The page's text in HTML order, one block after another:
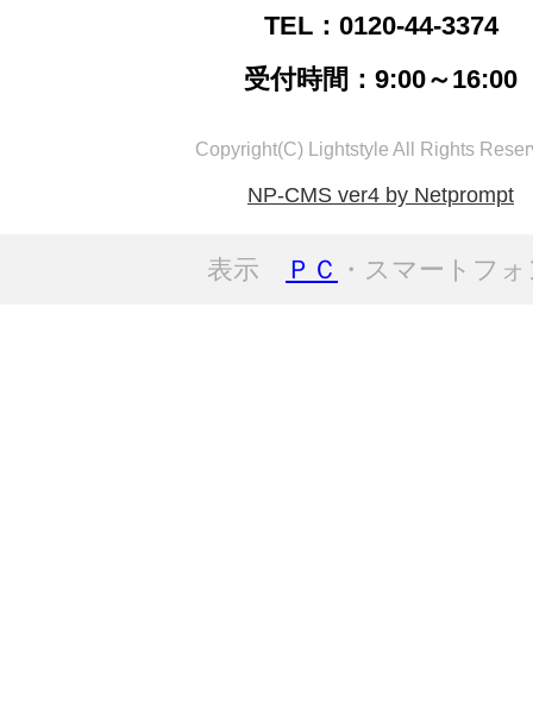
TEL：0120-44-3374
受付時間：9:00～16:00
Copyright(C) Lightstyle All Rights
NP-CMS ver4 by Netprompt
表示 ＰＣ ・スマートフ